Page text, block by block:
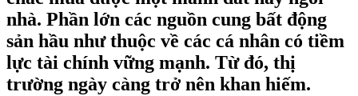
nhà. Phần lớn các nguồn cung bất động
sản hầu như thuộc về các cá nhân có tiềm
lực tài chính vững mạnh. Từ đó, thị
trường ngày càng trở nên khan hiếm.